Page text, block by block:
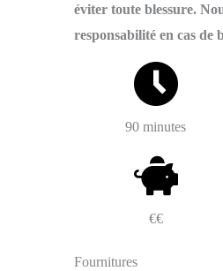
éviter toute blessure.
responsabilité en cas de
90 minutes
€€
Fournitures